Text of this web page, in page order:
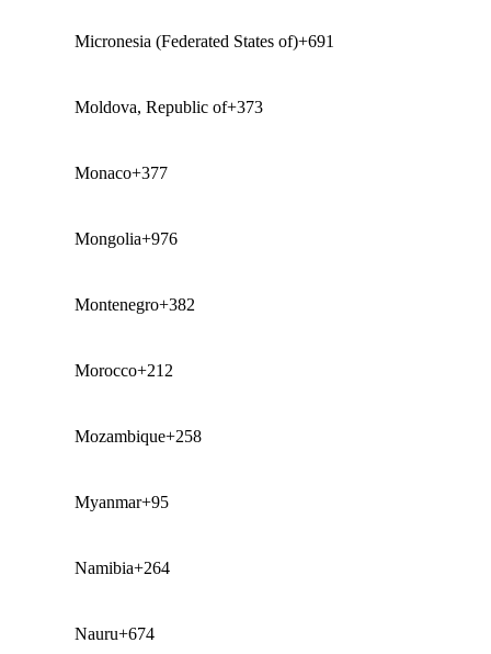
Micronesia (Federated States of)+691
Moldova, Republic of+373
Monaco+377
Mongolia+976
Montenegro+382
Morocco+212
Mozambique+258
Myanmar+95
Namibia+264
Nauru+674